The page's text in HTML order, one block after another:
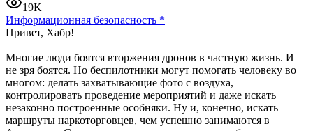
19K
Информационная безопасность *
Привет, Хабр!
Многие люди боятся вторжения дронов в частную жизнь. И
не зря боятся. Но беспилотники могут помогать человеку во
многом: делать захватывающие фото с воздуха,
контролировать проведение мероприятий и даже искать
незаконно построенные особняки. Ну и, конечно, искать
маршруты наркоторговцев, чем успешно занимаются в